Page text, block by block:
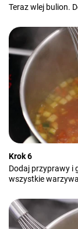
Teraz wlej bulion.
Krok 6
Dodaj przyprawy i
wszystkie